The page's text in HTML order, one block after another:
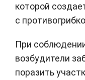
которой
с
При
возбудители
поразить